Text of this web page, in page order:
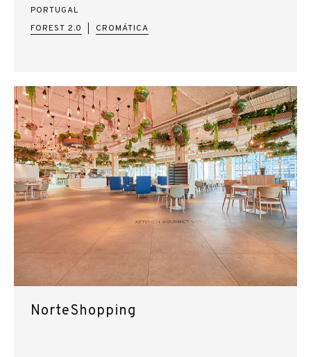
PORTUGAL
FOREST 2.0
CROMÁTICA
NorteShopping